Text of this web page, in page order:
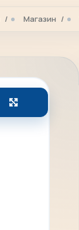
Магазин